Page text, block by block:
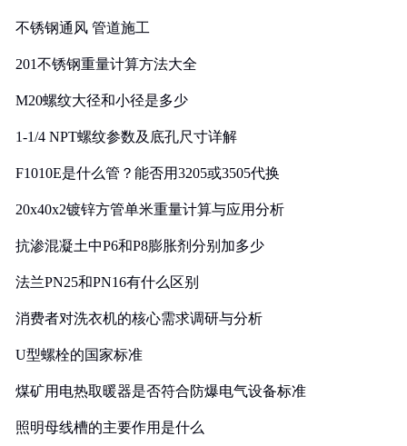
不锈钢通风 管道施工
201不锈钢重量计算方法大全
M20螺纹大径和小径是多少
1-1/4 NPT螺纹参数及底孔尺寸详解
F1010E是什么管？能否用3205或3505代换
20x40x2镀锌方管单米重量计算与应用分析
抗渗混凝土中P6和P8膨胀剂分别加多少
法兰PN25和PN16有什么区别
消费者对洗衣机的核心需求调研与分析
U型螺栓的国家标准
煤矿用电热取暖器是否符合防爆电气设备标准
照明母线槽的主要作用是什么